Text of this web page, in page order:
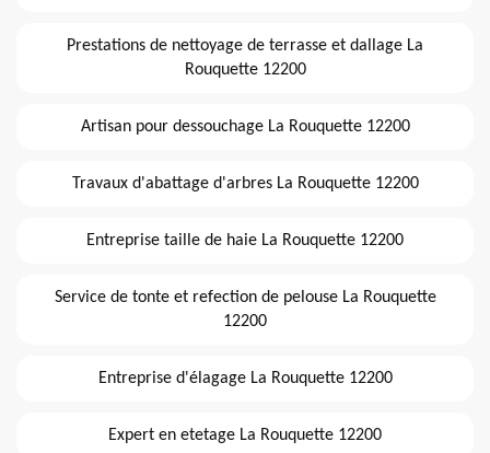
Prestations de nettoyage de terrasse et dallage La
Rouquette 12200
Artisan pour dessouchage La Rouquette 12200
Travaux d'abattage d'arbres La Rouquette 12200
Entreprise taille de haie La Rouquette 12200
Service de tonte et refection de pelouse La Rouquette
12200
Entreprise d'élagage La Rouquette 12200
Expert en etetage La Rouquette 12200